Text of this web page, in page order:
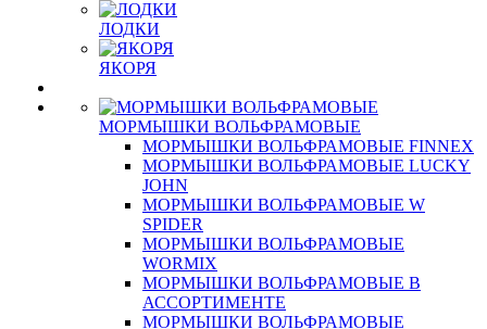
ЛОДКИ
ЯКОРЯ
МОРМЫШКИ ВОЛЬФРАМОВЫЕ
МОРМЫШКИ ВОЛЬФРАМОВЫЕ FINNEX
МОРМЫШКИ ВОЛЬФРАМОВЫЕ LUCKY
JOHN
МОРМЫШКИ ВОЛЬФРАМОВЫЕ W
SPIDER
МОРМЫШКИ ВОЛЬФРАМОВЫЕ
WORMIX
МОРМЫШКИ ВОЛЬФРАМОВЫЕ В
АССОРТИМЕНТЕ
МОРМЫШКИ ВОЛЬФРАМОВЫЕ